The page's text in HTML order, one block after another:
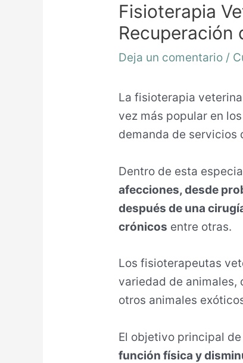
Fisioterapia
Recuperación
Deja un comentario /
La fisioterapia
vez más popular en
demanda de servicios
Dentro de esta
afecciones, desde
después de una
crónicos entre otras.
Los fisioterapeutas
variedad de animales,
otros animales
El objetivo principal
función física y